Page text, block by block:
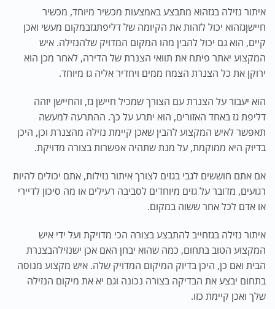
איתור נזילה בגזהוא מתבצע באמצעות מכשיר מיוחד, מכשיר
חיישןגזהוא יכול לזהות את הקיומה של דליפתגזבמקום מעשי ואכן
קיים, הוא גם יכול להבין מהו המקום המדויק שלהנזילה. איש
המקצוע יאתר פיתח את תוואי הצנרת של הדירה, לאחר מכן הוא
ירוקן את כל הצנרת הצמח ממים ויחדיר אליה גז מיוחד.
הוא יעבור על הצנרת עם הצורך שמכיל חיישן גז, והחיישן יזהה
דליפת גז באחד האזורים, הוא יתרע על כך. ההתרעה למעשה
תאפשר לאיש המקצוע להבין שאכן קיימת נזילה מהצנרת וכן, היכן
בדיוק היא ממוקמת, על מנת שתהיה אפשרות בצורה מדויקת.
אם אתם חוששים לגבי בגזים לצורך איתור נזילות, אתם יכולים להיות
רגועים, מדובר על גזים מיוחדים לסביבה רעילים או מה סיכון לדיירי
או אדם לכל אחר ששוה במקום.
איתור נזילה בגזחייב להתבצע בצורה הכי מדויקת ועל ידי איש
המקצוע הטוב בתחום, כמה שהוא יבחן האם אכן ישנזילהבצנרת
הבית ואם כן, היכן בדיוק המיקום המדויק שלה. איש מקצוע מנוסה
בתחום יבצע את הבדיקה בצורה נכונה וגם יא את מיקום הנזילה
שלך ואכן קיימת כזו.